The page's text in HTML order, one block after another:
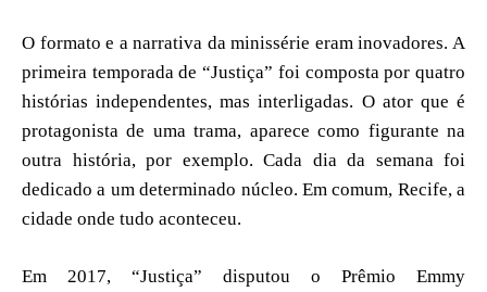
O formato e a narrativa da minissérie eram inovadores. A
primeira temporada de “Justiça” foi composta por quatro
histórias independentes, mas interligadas. O ator que é
protagonista de uma trama, aparece como figurante na
outra história, por exemplo. Cada dia da semana foi
dedicado a um determinado núcleo. Em comum, Recife, a
cidade onde tudo aconteceu.
Em 2017, “Justiça” disputou o Prêmio Emmy